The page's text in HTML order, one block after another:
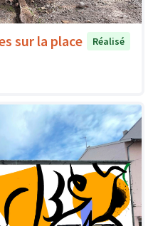
sur la place
Réalisé